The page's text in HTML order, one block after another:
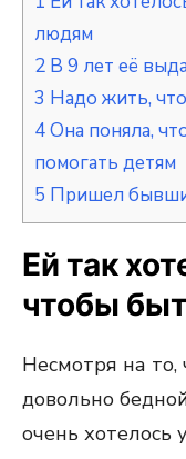
людям
2 В 9 лет её
3 Надо жить,
4Она поняла,
помогать детям
5 Пришел
Ей так
чтобы
Несмотря на
довольно
очень хотелось